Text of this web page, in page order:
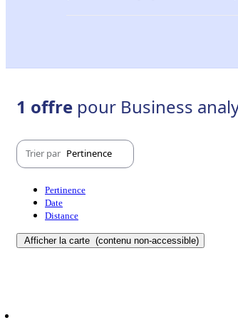
1 offre pour Business
Trier par Pertinence
Pertinence
Date
Distance
Afficher la carte (contenu non-accessible)